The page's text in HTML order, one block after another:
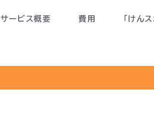
サービス概要 費用 「けん